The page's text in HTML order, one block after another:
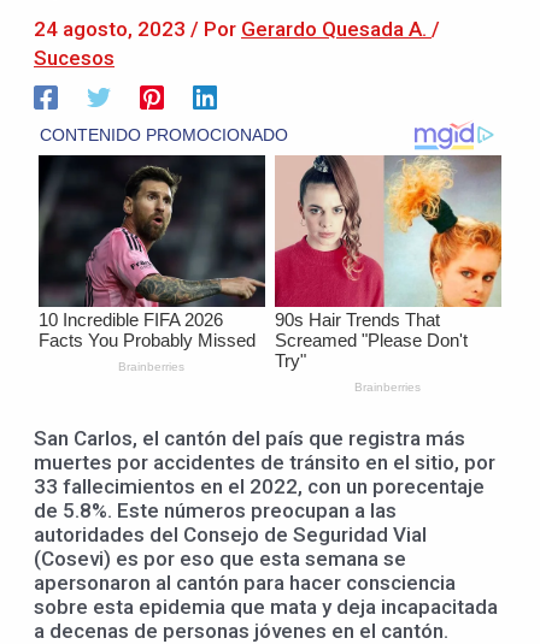
24 agosto, 2023 / Por Gerardo Quesada A. /
Sucesos
San Carlos, el cantón del país que registra más
muertes por accidentes de tránsito en el sitio, por
33 fallecimientos en el 2022, con un porecentaje
de 5.8%. Este números preocupan a las
autoridades del Consejo de Seguridad Vial
(Cosevi) es por eso que esta semana se
apersonaron al cantón para hacer consciencia
sobre esta epidemia que mata y deja incapacitada
a decenas de personas jóvenes en el cantón.